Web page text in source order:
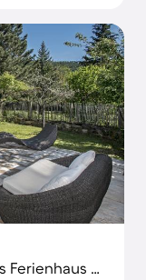
Familienorientiertes großzügiges Ferienhaus mit Terrasse, Garten und Grill